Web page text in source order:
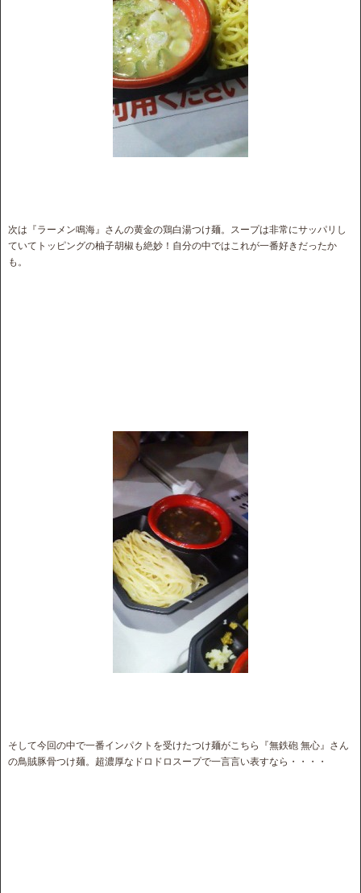
次は『ラーメン鳴海』さんの黄金の鶏白湯つけ麺。スープは非常にサッパリし
ていてトッピングの柚子胡椒も絶妙！自分の中ではこれが一番好きだったか
も。
そして今回の中で一番インパクトを受けたつけ麺がこちら『無鉄砲 無心』さん
の鳥賊豚骨つけ麺。超濃厚なドロドロスープで一言言い表すなら・・・・